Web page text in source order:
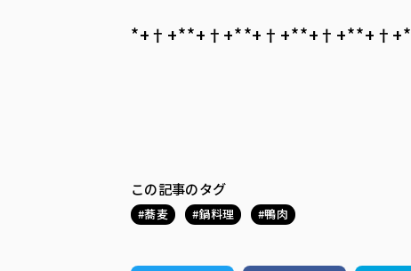
*+†+*――*+†+*――*+†+*――*+†+*――*+†+*――
この記事のタグ
蕎麦 鍋料理 鴨肉